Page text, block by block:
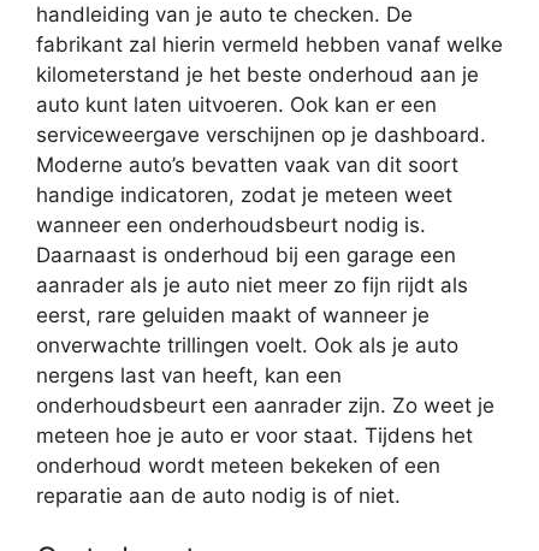
handleiding van je auto te checken. De
fabrikant zal hierin vermeld hebben vanaf welke
kilometerstand je het beste onderhoud aan je
auto kunt laten uitvoeren. Ook kan er een
serviceweergave verschijnen op je dashboard.
Moderne auto’s bevatten vaak van dit soort
handige indicatoren, zodat je meteen weet
wanneer een onderhoudsbeurt nodig is.
Daarnaast is onderhoud bij een garage een
aanrader als je auto niet meer zo fijn rijdt als
eerst, rare geluiden maakt of wanneer je
onverwachte trillingen voelt. Ook als je auto
nergens last van heeft, kan een
onderhoudsbeurt een aanrader zijn. Zo weet je
meteen hoe je auto er voor staat. Tijdens het
onderhoud wordt meteen bekeken of een
reparatie aan de auto nodig is of niet.